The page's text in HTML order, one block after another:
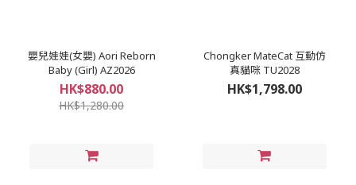
嬰兒娃娃(女嬰) Aori Reborn
Baby (Girl) AZ2026
HK$880.00
HK$1,280.00
Chongker MateCat 互動仿
真貓咪 TU2028
HK$1,798.00